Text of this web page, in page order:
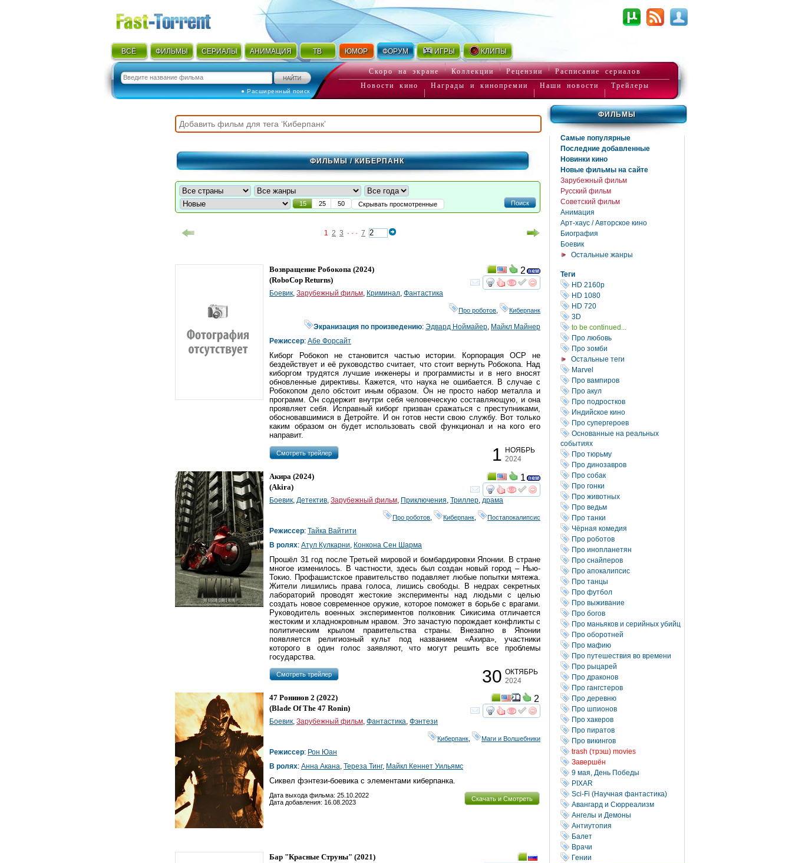
ВСЁ ФИЛЬМЫ СЕРИАЛЫ АНИМАЦИЯ ТВ ЮМОР ФОРУМ ИГРЫ КЛИПЫ
● Расширенный поиск
Скоро на экране Коллекции Рецензии
Расписание сериалов
Новости кино
Награды и кинопремии Наши новости Трейлеры
ФИЛЬМЫ
Самые популярные
Последние добавленные
Новинки кино
Новые фильмы на сайте
Зарубежный фильм
Русский фильм
Советский фильм
Анимация
Арт-хаус / Авторское кино
Биография
Боевик
Остальные жанры
Теги
HD 2160р
HD 1080
HD 720
3D
to be continued...
Про любовь
Про зомби
Остальные теги
Marvel
Про вампиров
Про акул
Про подростков
Индийское кино
Про супергероев
Основанные на реальных
событиях
Про тюрьму
Про динозавров
Про собак
Про гонки
Про животных
Про ведьм
Про танки
Чёрная комедия
Про роботов
Про инопланетян
Про снайперов
Про апокалипсис
Про танцы
Про футбол
Про выживание
Про богов
Про маньяков и серийных убийц
Про оборотней
Про мафию
Про путешествия во времени
Про рыцарей
Про драконов
Про гангстеров
Про деревню
Про шпионов
Про хакеров
Про пиратов
Про викингов
trash (трэш) movies
Завершён
9 мая, День Победы
PIXAR
Sci-Fi (Научная фантастика)
Авангард и Сюрреализм
Ангелы и Демоны
Антиутопия
Балет
Врачи
Гении
ФИЛЬМЫ/ КИБЕРПАНК
Поиск
15 25 50 Скрывать просмотренные
1 2 3 · · · 7
смотретьинтересует
2
Возвращение Робокопа (2024)
(RoboCop Returns)
Боевик, Зарубежный фильм, Криминал, Фантастика
Про роботов Киберпанк
Экранизация по произведению: Эдвард Ноймайер, Майкл Майнер
Режиссер: Абе Форсайт
Киборг Робокоп не становится частью истории. Корпорация ОСР не
бездействует и её руководство считает, что стоит вернуть Робокопа. Над
киборгом трудятся лучшие инженеры и программисты и в него вносят
обновленные директивы. Кажется, что наука не ошибается. В случае с
Робокопом дело обстоит иным образом. Он не просто набор металла и
программ. Он содержит внутри себя человеческую составляющую, и она
проявляет себя. Исправный киборг призван сражаться с преступниками,
обосновавшимися в Детройте. И он готов нести свою службу. Вот только
каким образом он будет использовать свой функционал и на кого его
направит.
1 НОЯБРЬ
2024
Cмотреть трейлер
смотретьинтересует
1
Акира (2024)
(Akira)
Боевик, Детектив, Зарубежный фильм, Приключения, Триллер, драма
Про роботов Киберпанк Постапокалипсис
Режиссер: Тайка Вайтити
В ролях: Атул Кулкарни, Конкона Сен Шарма
Прошёл 31 год после Третьей мировой и бомбардировки Японии. В стране
многое изменилось. В частности, здесь был создан новый город – Нью-
Токио. Профашистское правительство подавляет любые попытки мятежа.
Жители лишились права голоса, лишись свободы. В недрах секретных
лабораторий проводят жестокие эксперименты над людьми с целью
создать новое современное оружие, которое поможет в борьбе с врагами.
Руководитель военных экспериментов полковник Сикисима отличается
жестоким и хладнокровным нравом. Это зачастую порождает конфликты с
политическим крылом правительства страны. Внезапно в Японии
появляется религиозный культ под названием «Акира», участники
которого в один голос заявляют, что могут решить все проблемы
государства.
30 ОКТЯБРЬ
2024
Cмотреть трейлер
смотретьинтересует
2
47 Ронинов 2 (2022)
(Blade Of The 47 Ronin)
Боевик, Зарубежный фильм, Фантастика, Фэнтези
Киберпанк, Маги и Волшебники
Режиссер: Рон Юан
В ролях: Анна Акана, Тереза Тинг, Майкл Кеннет Уильямс
Сиквел фэнтези-боевика с элементами киберпанка.
Скачать и Смотреть
Дата выхода фильма: 25.10.2022
Дата добавления: 16.08.2023
Бар "Красные Струны" (2021)